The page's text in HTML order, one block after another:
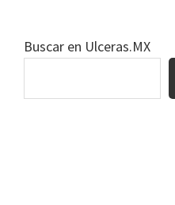
Buscar en Ulceras.MX